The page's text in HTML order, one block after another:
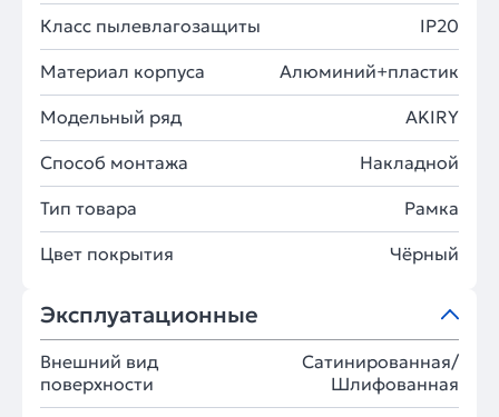
Класс пылевлагозащиты IP20
Материал корпуса Алюминий+пластик
Модельный ряд AKIRY
Способ монтажа Накладной
Тип товара Рамка
Цвет покрытия Чёрный
Эксплуатационные
Внешний вид
поверхности
Сатинированная/
Шлифованная